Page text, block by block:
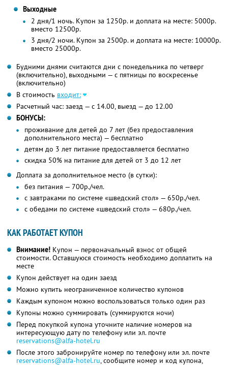
Выходные
2 дня/1 ночь. Купон за 1250р. и доплата на месте: 5000р.
вместо 12500р.
3 дня/2 ночи. Купон за 2500р. и доплата на месте: 10000р.
вместо 25000р.
Будними днями считаются дни с понедельника по четверг
(включительно), выходными — с пятницы по воскресенье
(включительно)
В стоимость входит:
Расчетный час: заезд — с 14.00, выезд — до 12.00
БОНУСЫ:
проживание для детей до 7 лет (без предоставления
дополнительного места) — бесплатно
детям до 3 лет питание предоставляется бесплатно
скидка 50% на питание для детей от 3 до 12 лет
Доплата за дополнительное место (в сутки):
без питания — 700р./чел.
с завтраками по системе «шведский стол» — 650р./чел.
с обедами по системе «шведский стол» — 680р./чел.
КАК РАБОТАЕТ КУПОН
Внимание! Купон — первоначальный взнос от общей
стоимости. Оставшуюся стоимость необходимо доплатить на
месте
Купон действует на один заезд
Можно купить неограниченное количество купонов
Каждым купоном можно воспользоваться только один раз
Купоны можно суммировать (суммируются ночи)
Перед покупкой купона уточните наличие номеров на
интересующую дату по телефону или эл. почте
reservations@alfa-hotel.ru
После этого забронируйте номер по телефону или эл. почте
reservations@alfa-hotel.ru,сообщите номер и код купона,